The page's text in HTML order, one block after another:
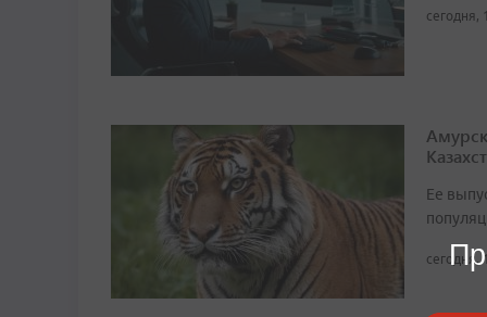
сегодня,
Ее
сегодня,